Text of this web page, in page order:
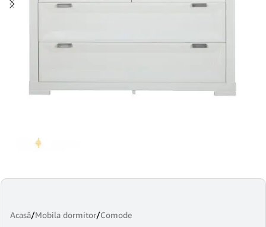
Acasă/Mobila dormitor/Comode